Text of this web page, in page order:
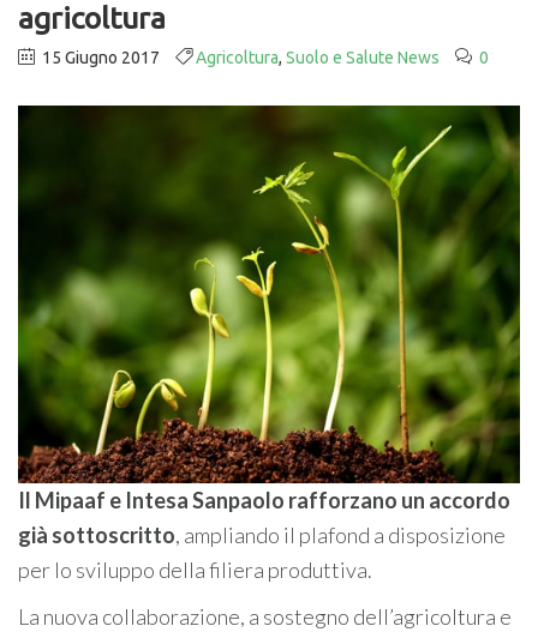
agricoltura
15 Giugno 2017 Agricoltura, Suolo e Salute News 0
Il Mipaaf e Intesa Sanpaolo rafforzano un accordo
già sottoscritto, ampliando il plafond a disposizione
per lo sviluppo della filiera produttiva.
La nuova collaborazione, a sostegno dell’agricoltura e